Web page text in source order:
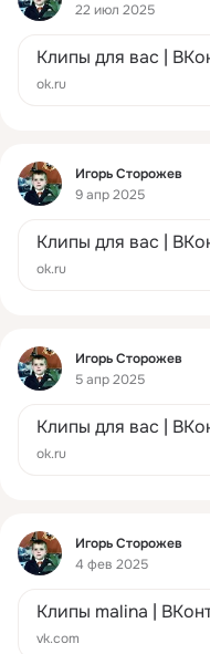
22 июл 2025
Клипы для вас |
ok.ru
Фид
Игорь Сторожев
9 апр 2025
Клипы для вас |
ok.ru
Фид
Игорь Сторожев
5 апр 2025
Клипы для вас |
ok.ru
Фид
Игорь Сторожев
4 фев 2025
Клипы malina |
vk.com